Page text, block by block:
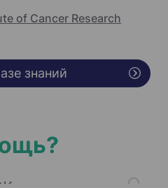
of Cancer Research
знаний